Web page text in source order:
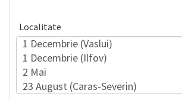
Localitate